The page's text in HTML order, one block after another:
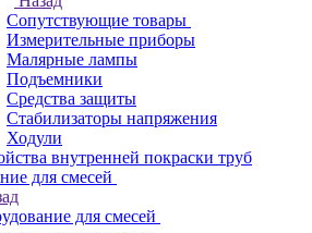
Сопутствующие товары
Измерительные приборы
Малярные лампы
Подъемники
Средства защиты
Стабилизаторы напряжения
Ходули
внутренней покраски труб
для смесей
для смесей